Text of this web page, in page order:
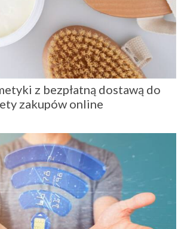
z bezpłatną dostawą do
zakupów online